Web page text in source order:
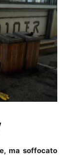
ma soffocato